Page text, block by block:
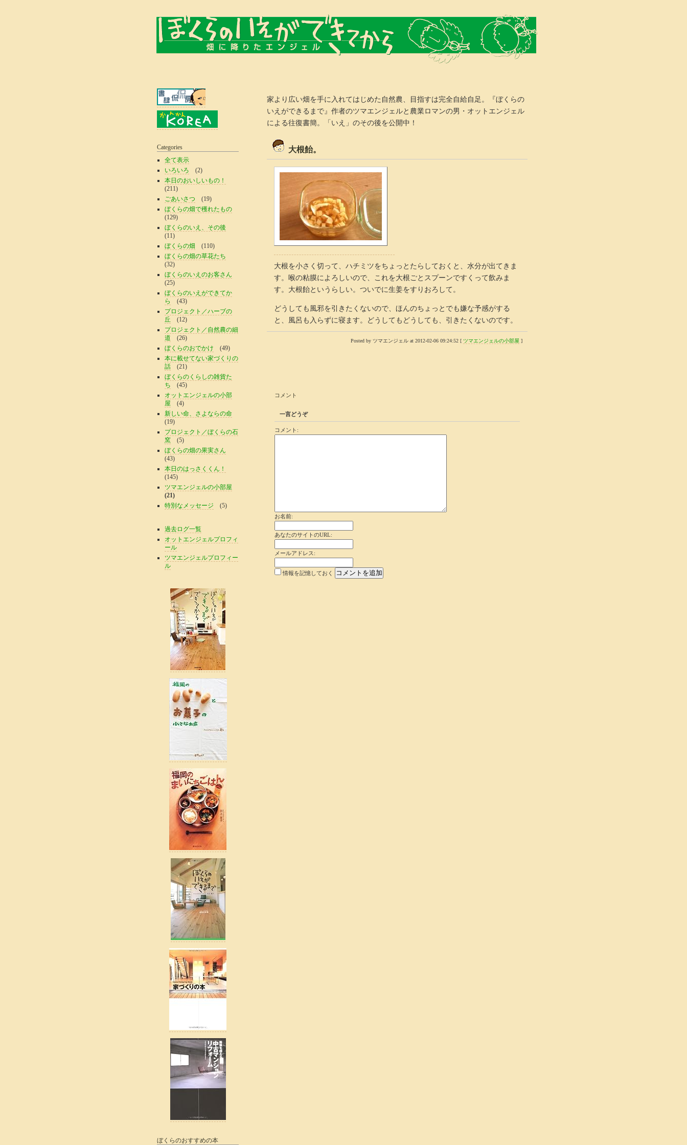
家より広い畑を手に入れてはじめた自然農、目指すは完全自給自足。『ぼくらの
いえができるまで』作者のツマエンジェルと農業ロマンの男・オットエンジェル
による往復書簡。「いえ」のその後を公開中！
大根飴。
大根を小さく切って、ハチミツをちょっとたらしておくと、水分が出てきま
す。喉の粘膜によろしいので、これを大根ごとスプーンですくって飲みま
す。大根飴というらしい。ついでに生姜をすりおろして。
どうしても風邪を引きたくないので、ほんのちょっとでも嫌な予感がする
と、風呂も入らずに寝ます。どうしてもどうしても、引きたくないのです。
Posted by ツマエンジェル at 2012-02-06 09:24:52 [ ツマエンジェルの小部屋 ]
コメント
一言どうぞ
コメント:
お名前:
あなたのサイトのURL:
メールアドレス:
情報を記憶しておく
Categories
全て表示
いろいろ (2)
本日のおいしいもの！
(211)
ごあいさつ (19)
ぼくらの畑で穫れたもの
(129)
ぼくらのいえ、その後
(11)
ぼくらの畑
(110)
ぼくらの畑の草花たち
(32)
ぼくらのいえのお客さん
(25)
ぼくらのいえができてか
ら
(43)
プロジェクト／ハーブの
丘 (12)
プロジェクト／自然農の細
道 (26)
ぼくらのおでかけ (49)
本に載せてない家づくりの
話 (21)
ぼくらのくらしの雑貨た
ち (45)
オットエンジェルの小部
屋 (4)
新しい命、さよならの命
(19)
プロジェクト／ぼくらの石
窯 (5)
ぼくらの畑の果実さん
(43)
本日のはっさくくん！
(145)
ツマエンジェルの小部屋
(21)
特別なメッセージ (5)
過去ログ一覧
オットエンジェルプロフィ
ール
ツマエンジェルプロフィー
ル
ぼくらのおすすめの本